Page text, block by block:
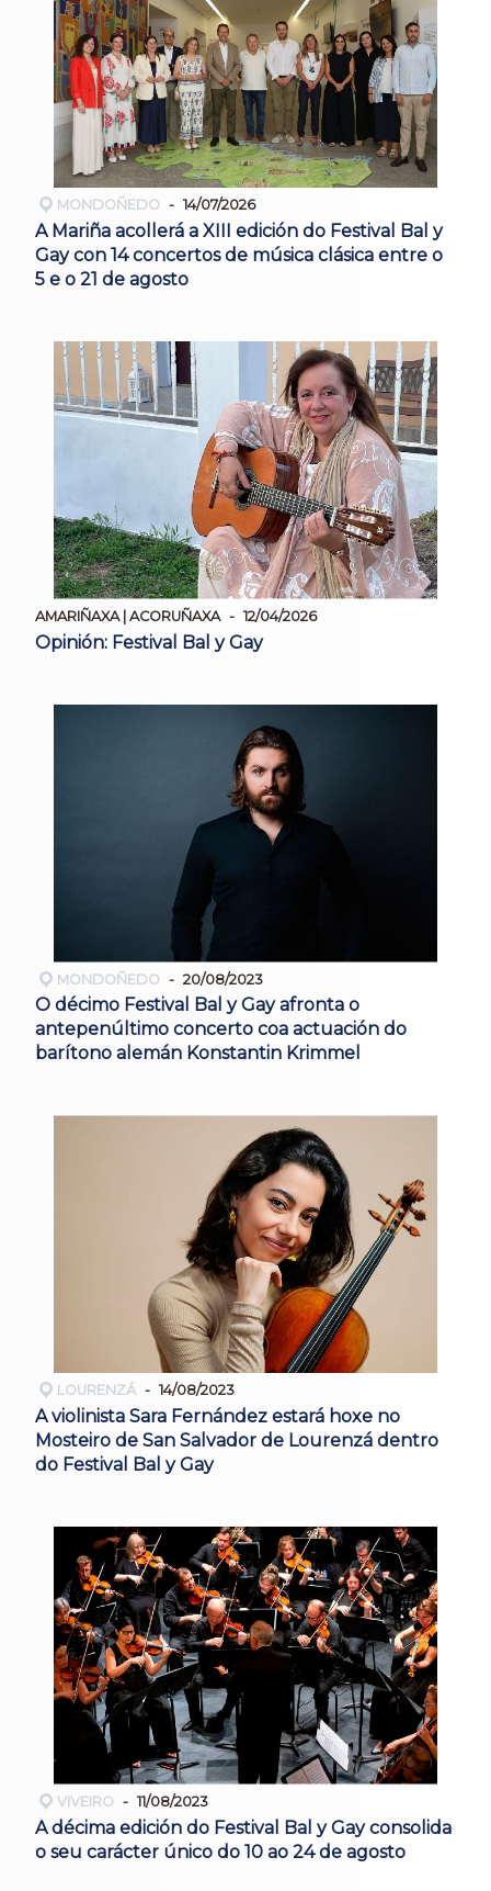
MONDOÑEDO 14/07/2026
A Mariña acollerá a XIII edición do Festival Bal y
Gay con 14 concertos de música clásica entre o
5 e o 21 de agosto
AMARIÑAXA | ACORUÑAXA 12/04/2026
Opinión: Festival Bal y Gay
MONDOÑEDO 20/08/2023
O décimo Festival Bal y Gay afronta o
antepenúltimo concerto coa actuación do
barítono alemán Konstantin Krimmel
LOURENZÁ 14/08/2023
A violinista Sara Fernández estará hoxe no
Mosteiro de San Salvador de Lourenzá dentro
do Festival Bal y Gay
VIVEIRO 11/08/2023
A décima edición do Festival Bal y Gay consolida
o seu carácter único do 10 ao 24 de agosto